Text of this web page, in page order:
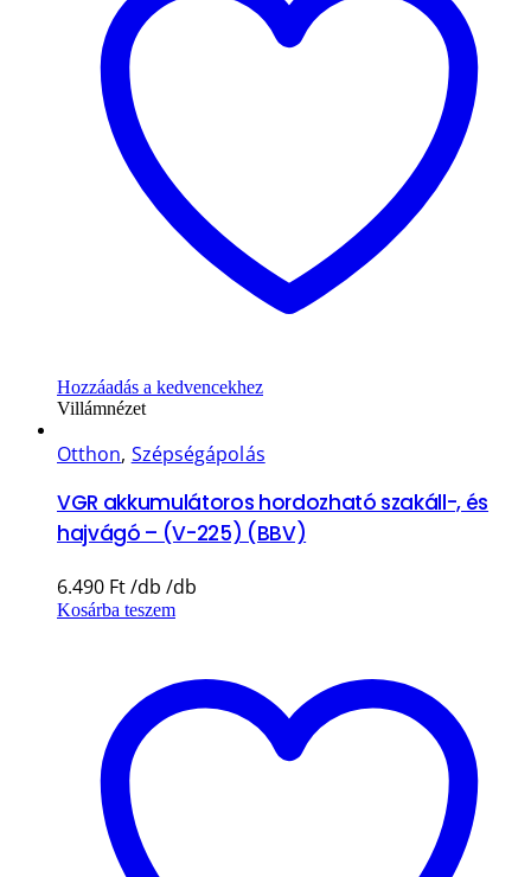
Hozzáadás a kedvencekhez
Villámnézet
Otthon, Szépségápolás
VGR akkumulátoros hordozható szakáll-, és
hajvágó – (V-225) (BBV)
6.490 Ft
Kosárba teszem